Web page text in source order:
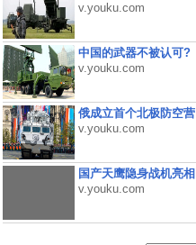
v.youku.com
中国的武器不被认可?
v.youku.com
俄成立首个北极防空营
v.youku.com
国产天鹰隐身战机亮相
v.youku.com